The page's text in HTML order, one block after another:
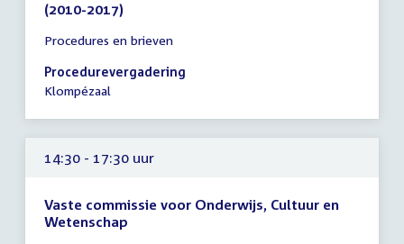
(2010-2017)
vergadering
14:30
-
uur
Procedures en brieven
Procedurevergadering
Klompézaal
14:30 - 17:30 uur
Vaste commissie voor Onderwijs, Cultuur en
Wetenschap